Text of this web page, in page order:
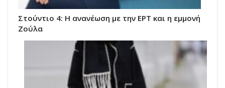
Στούντιο 4: Η ανανέωση με την ΕΡΤ και η εμμονή
Ζούλα